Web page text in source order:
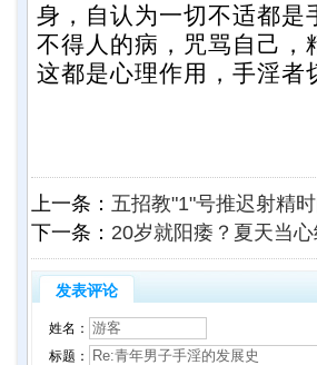
身，自认为一切不适都是
不得人的病，咒骂自己，
这都是心理作用，手淫者
上一条： 五招教"1"号推迟射精时
下一条： 20岁就阳痿？夏天当
发表评论
姓名：
标题：